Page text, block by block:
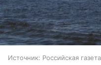
Источник: Российская газета